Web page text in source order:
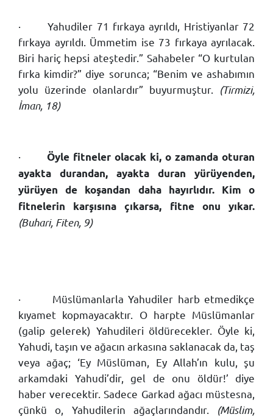
·
​Yahudiler 71 fırkaya ayrıldı, Hristiyanlar 72
fırkaya ayrıldı. Ümmetim ise 73 fırkaya ayrılacak.
Biri hariç hepsi ateştedir.” Sahabeler “O kurtulan
fırka kimdir?” diye sorunca; “Benim ve ashabımın
yolu üzerinde olanlardır” buyurmuştur. (Tirmizi,
İman, 18)
·
Öyle fitneler olacak ki, o zamanda oturan
ayakta durandan, ayakta duran yürüyenden,
yürüyen de koşandan daha hayırlıdır. Kim o
fitnelerin karşısına çıkarsa, fitne onu yıkar.
(Buhari, Fiten, 9)
·
Müslümanlarla Yahudiler harb etmedikçe
kıyamet kopmayacaktır. O harpte Müslümanlar
(galip gelerek) Yahudileri öldürecekler. Öyle ki,
Yahudi, taşın ve ağacın arkasına saklanacak da, taş
veya ağaç; ‘Ey Müslüman, Ey Allah’ın kulu, şu
arkamdaki Yahudi’dir, gel de onu öldür!’ diye
haber verecektir. Sadece Garkad ağacı müstesna,
çünkü o, Yahudilerin ağaçlarındandır. (Müslim,